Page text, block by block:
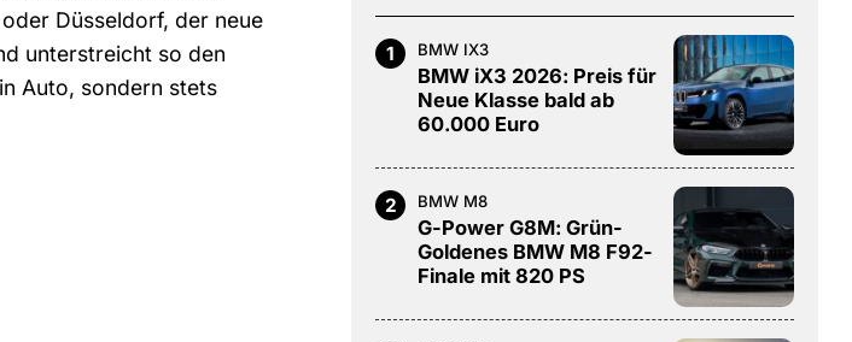
Düsseldorf, der neue
unterstreicht so den
Auto, sondern stets
1 BMW IX3
BMW iX3 2026: Preis für
Neue Klasse bald ab
60.000 Euro
2 BMW M8
G-Power G8M: Grün-
Goldenes BMW M8 F92-
Finale mit 820 PS